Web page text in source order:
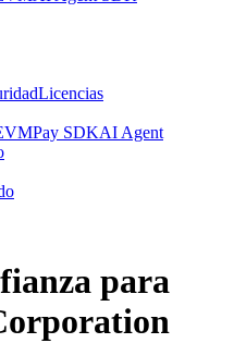
Licencias
Pay SDKAI Agent
para